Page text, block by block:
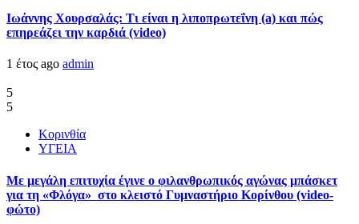
Ιωάννης Χουρσαλάς: Τι είναι η λιποπρωτεΐνη (a) και πώς
επηρεάζει την καρδιά (video)
1 έτος ago admin
5
5
Κορινθία
ΥΓΕΙΑ
Με μεγάλη επιτυχία έγινε ο φιλανθρωπικός αγώνας μπάσκετ
για τη «Φλόγα» στο κλειστό Γυμναστήριο Κορίνθου (video-
φώτο)